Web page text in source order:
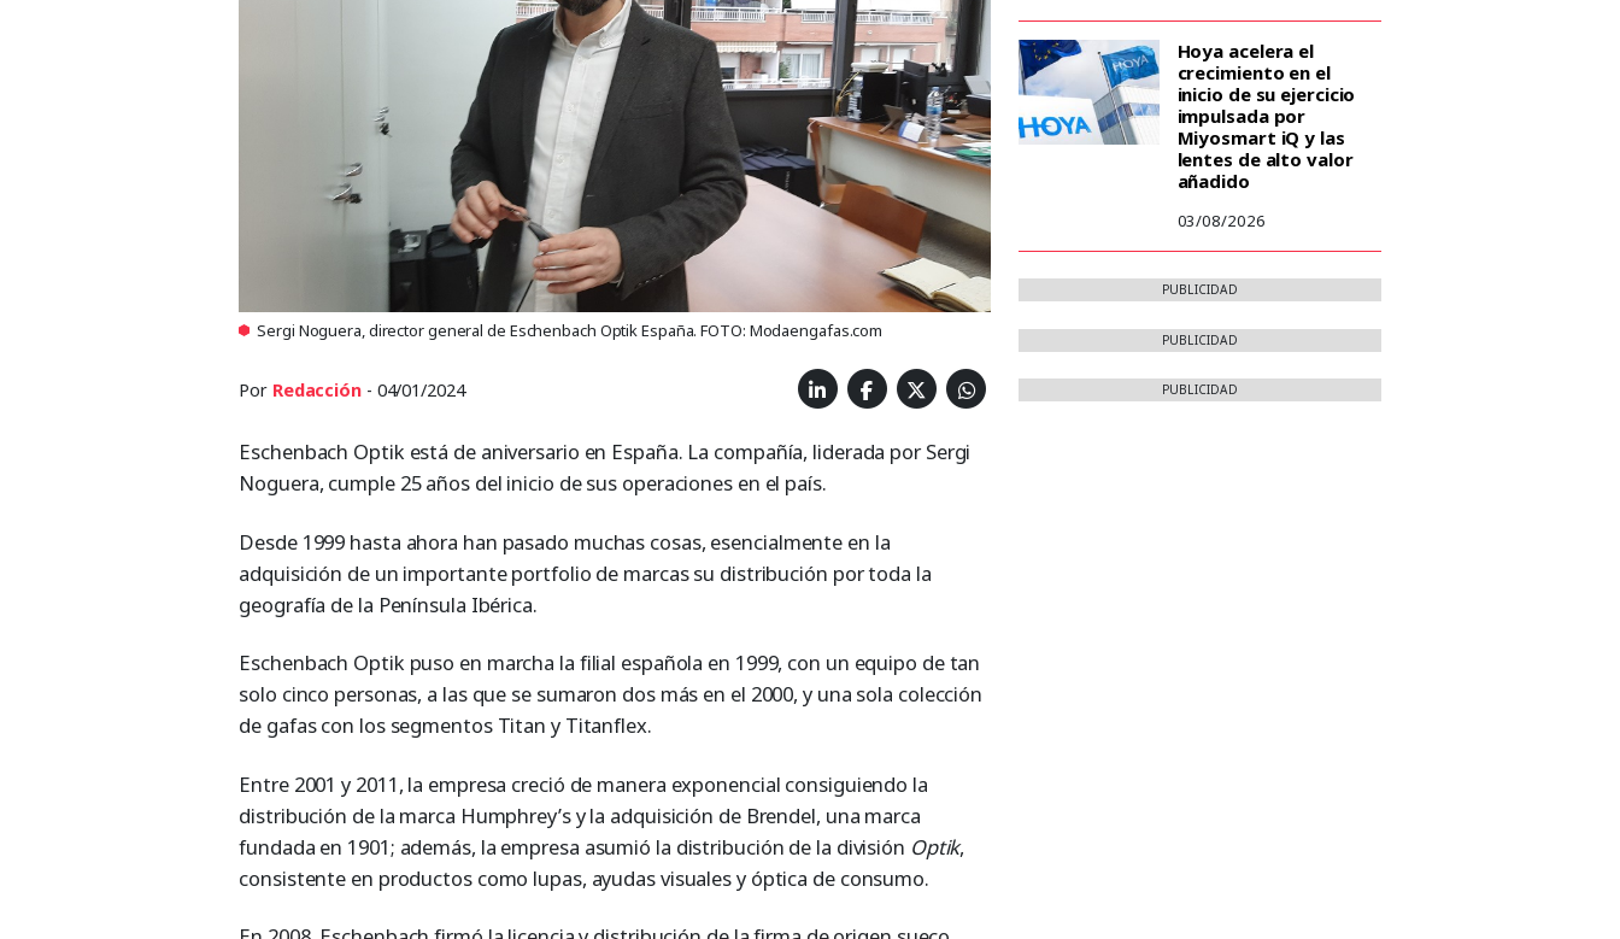
Sergi Noguera, director general de Eschenbach Optik España. FOTO: Modaengafas.com
Por Redacción- 04/01/2024
Eschenbach Optik está de aniversario en España. La compañía, liderada por Sergi
Noguera, cumple 25 años del inicio de sus operaciones en el país.
Desde 1999 hasta ahora han pasado muchas cosas, esencialmente en la
adquisición de un importante portfolio de marcas su distribución por toda la
geografía de la Península Ibérica.
Eschenbach Optik puso en marcha la filial española en 1999, con un equipo de tan
solo cinco personas, a las que se sumaron dos más en el 2000, y una sola colección
de gafas con los segmentos Titan y Titanflex.
Entre 2001 y 2011, la empresa creció de manera exponencial consiguiendo la
distribución de la marca Humphrey’s y la adquisición de Brendel, una marca
fundada en 1901; además, la empresa asumió la distribución de la división Optik,
consistente en productos como lupas, ayudas visuales y óptica de consumo.
Hoya acelera el
crecimiento en el
inicio de su ejercicio
impulsada por
Miyosmart iQ y las
lentes de alto valor
añadido
03/08/2026
PUBLICIDAD
PUBLICIDAD
PUBLICIDAD